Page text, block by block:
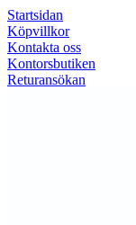
Startsidan
Köpvillkor
Kontakta oss
Kontorsbutiken
Returansökan